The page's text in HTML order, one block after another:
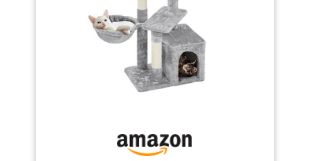
spécifiquement pour les chats, avec des poteaux en
sisal de 7 cm d'épaisseur et une base renforcée, rend
l'arbre à grimper pour chats plus stable et ne se
renverse toujours pas même lorsque plusieurs chats
jouent dessus. 【Parfait cadeau de Noël pour les
chats】Couvert de peluche douce respectueuse de la
peau. La peluche douce est le meilleur endroit pour